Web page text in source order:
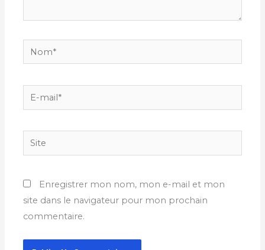
Nom*
E-
mail*
Site
Enregistrer mon nom, mon e-mail et mon
site dans le navigateur pour mon prochain
commentaire.